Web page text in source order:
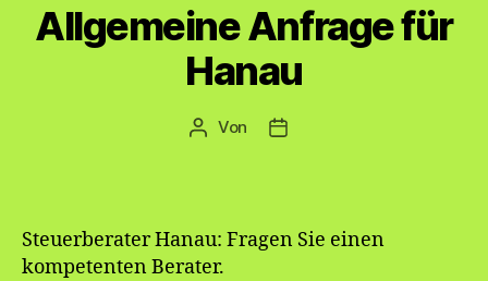
Allgemeine Anfrage für
Hanau
Beitragsautor
Von Veröffentlichungsdatum
Steuerberater Hanau: Fragen Sie einen
kompetenten Berater.